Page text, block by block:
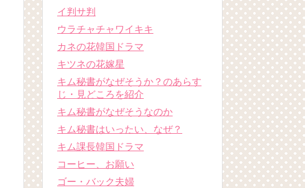
イ判サ判
ウラチャチャワイキキ
カネの花韓国ドラマ
キツネの花嫁星
キム秘書がなぜそうか？のあらす
じ・見どころを紹介
キム秘書がなぜそうなのか
キム秘書はいったい、なぜ？
キム課長韓国ドラマ
コーヒー、お願い
ゴー・バック夫婦